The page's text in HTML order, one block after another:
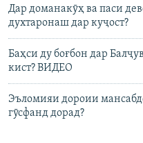
Дар доманакӯҳ ва паси
духтаронаш дар куҷост?
Баҳси ду боғбон дар
кист? ВИДЕО
Эъломияи дороии
гӯсфанд дорад?